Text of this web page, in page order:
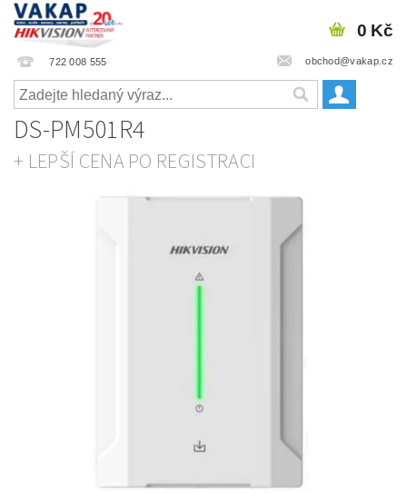
722 008 555 obchod@vakap.cz
0 Kč
DS-PM501R4
+ LEPŠÍ CENA PO REGISTRACI